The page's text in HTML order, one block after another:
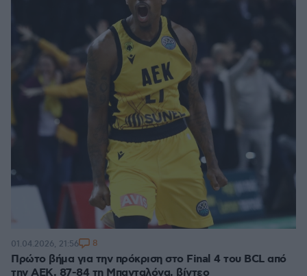
Πρώτο βήμα για την πρόκριση στο Final 4 του BCL από
την ΑΕΚ, 87-84 τη Μπανταλόνα, βίντεο
01.04.2026, 21:56 8